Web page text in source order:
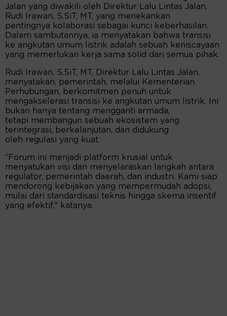
Jalan yang diwakili oleh Direktur Lalu Lintas Jalan,
Rudi Irawan, S.SiT, MT, yang menekankan
pentingnya kolaborasi sebagai kunci keberhasilan.
Dalam sambutannya, ia menyatakan bahwa transisi
ke angkutan umum listrik adalah sebuah keniscayaan
yang memerlukan kerja sama solid dari semua pihak.
Rudi Irawan, S.SiT, MT, Direktur Lalu Lintas Jalan,
menyatakan, pemerintah, melalui Kementerian
Perhubungan, berkomitmen penuh untuk
mengakselerasi transisi ke angkutan umum listrik. Ini
bukan hanya tentang mengganti armada,
tetapi membangun sebuah ekosistem yang
terintegrasi, berkelanjutan, dan didukung
oleh regulasi yang kuat.
“Forum ini menjadi platform krusial untuk
menyatukan visi dan menyelaraskan langkah antara
regulator, pemerintah daerah, dan industri. Kami siap
mendorong kebijakan yang mempermudah adopsi,
mulai dari standardisasi teknis hingga skema insentif
yang efektif," katanya.